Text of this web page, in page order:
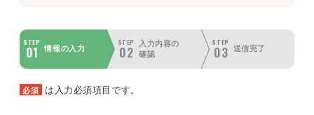
STEP
01 情報の入力
STEP
02
入力内容の
確認
STEP
03 送信完了
必須 は入力必須項目です。